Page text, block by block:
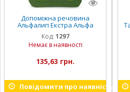
Допоміжна речовина
Альфалип Екстра Альфа
Смарт Агро (5 л)
Код: 1297
Немає в наявності
135,63 грн.
Повідомити про наявність